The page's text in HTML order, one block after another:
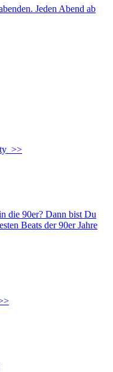
Jeden Abend ab
>>
die 90er? Dann bist Du
Beats der 90er Jahre